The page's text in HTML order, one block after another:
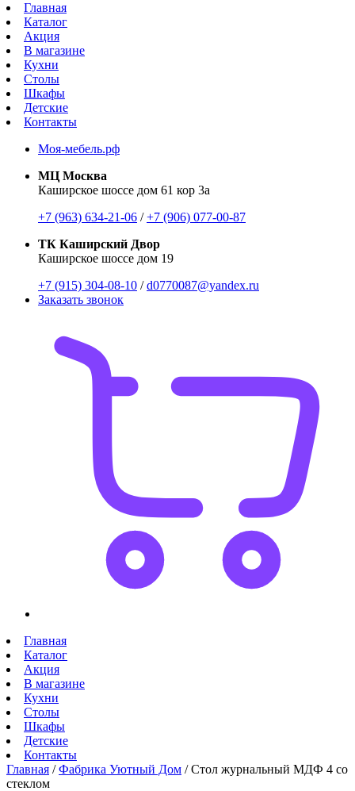
Главная
Каталог
Акция
В магазине
Кухни
Столы
Шкафы
Детские
Контакты
Моя-мебель.рф
МЦ Москва
Каширское шоссе дом 61 кор 3а
+7 (963) 634-21-06 /+7 (906) 077-00-87
ТК Каширский Двор
Каширское шоссе дом 19
+7 (915) 304-08-10 /d0770087@yandex.ru
Заказать звонок
Главная
Каталог
Акция
В магазине
Кухни
Столы
Шкафы
Детские
Контакты
Главная /Фабрика Уютный Дом / Стол журнальный МДФ 4 со
стеклом